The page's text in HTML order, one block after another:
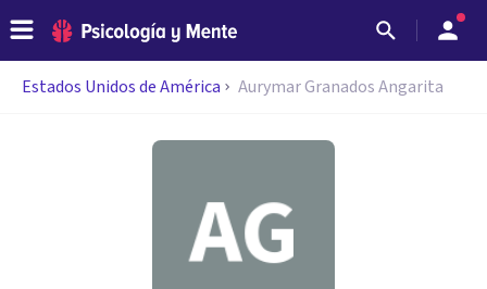
Estados Unidos de América Aurymar Granados Angarita